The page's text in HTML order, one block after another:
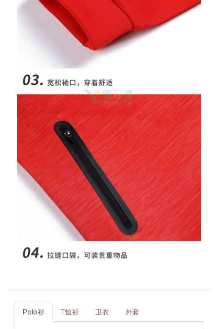
Polo衫 T恤衫 卫衣 外套